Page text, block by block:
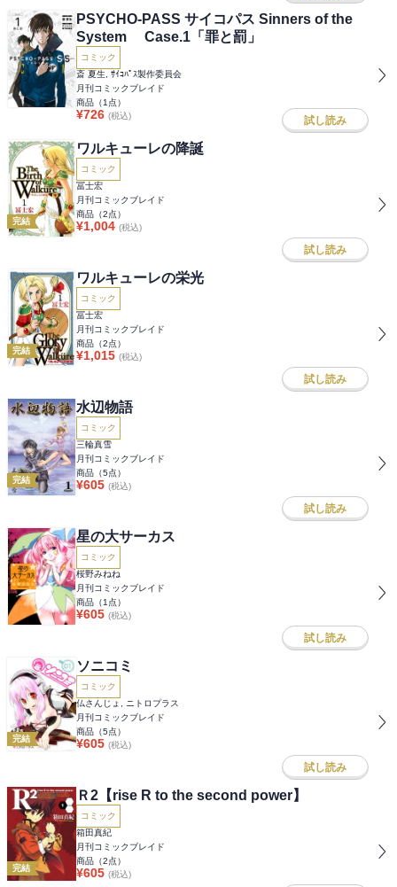
PSYCHO-PASS サイコパス Sinners of the
System Case.1「罪と罰」
コミック
斎 夏生, ｻｲｺﾊﾟｽ製作委員会
月刊コミックブレイド
商品（1 点）
¥726 (税込) 試し読み
完結
ワルキューレの降誕
コミック
冨士宏
月刊コミックブレイド
商品（2点）
¥1,004 (税込)
試し読み
完結
ワルキューレの栄光
コミック
冨士宏
月刊コミックブレイド
商品（2点）
¥1,015 (税込)
試し読み
完結
水辺物語
コミック
三輪真雪
月刊コミックブレイド
商品（5点）
¥605 (税込)
試し読み
星の大サーカス
コミック
桜野みねね
月刊コミックブレイド
商品（1 点）
¥605 (税込)
試し読み
完結
ソニコミ
コミック
仏さんじょ, ニトロプラス
月刊コミックブレイド
商品（5点）
¥605 (税込)
試し読み
完結
Ｒ2【rise R to the second power】
コミック
箱田真紀
月刊コミックブレイド
商品（2点）
¥605 (税込)